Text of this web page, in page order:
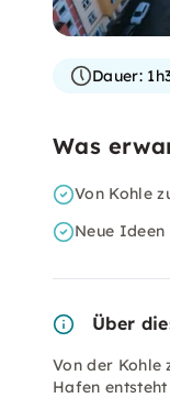
Dauer:
Was
Von Kohle
Neue
Über
Von der
Hafen